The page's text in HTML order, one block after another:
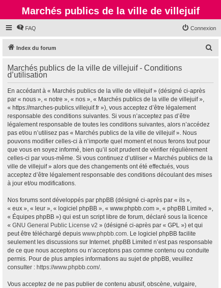
Marchés publics de la ville de villejuif
FAQ Connexion
Index du forum
h
Marchés publics de la ville de villejuif - Conditions
d’utilisation
En accédant à « Marchés publics de la ville de villejuif » (désigné ci-après
par « nous », « notre », « nos », « Marchés publics de la ville de villejuif »,
« https://marches-publics.villejuif.fr »), vous acceptez d’être légalement
responsable des conditions suivantes. Si vous n’acceptez pas d’être
légalement responsable de toutes les conditions suivantes, alors n’accédez
pas et/ou n’utilisez pas « Marchés publics de la ville de villejuif ». Nous
pouvons modifier celles-ci à n’importe quel moment et nous ferons tout pour
que vous en soyez informé, bien qu’il soit prudent de vérifier régulièrement
celles-ci par vous-même. Si vous continuez d’utiliser « Marchés publics de la
ville de villejuif » alors que des changements ont été effectués, vous
acceptez d’être légalement responsable des conditions découlant des mises
à jour et/ou modifications.
Nos forums sont développés par phpBB (désigné ci-après par « ils »,
« eux », « leur », « logiciel phpBB », « www.phpbb.com », « phpBB Limited »,
« Équipes phpBB ») qui est un script libre de forum, déclaré sous la licence
« GNU General Public License v2 » (désigné ci-après par « GPL ») et qui
peut être téléchargé depuis www.phpbb.com. Le logiciel phpBB facilite
seulement les discussions sur Internet. phpBB Limited n’est pas responsable
de ce que nous acceptons ou n’acceptons pas comme contenu ou conduite
permis. Pour de plus amples informations au sujet de phpBB, veuillez
consulter : https://www.phpbb.com/.
Vous acceptez de ne pas publier de contenu abusif, obscène, vulgaire,